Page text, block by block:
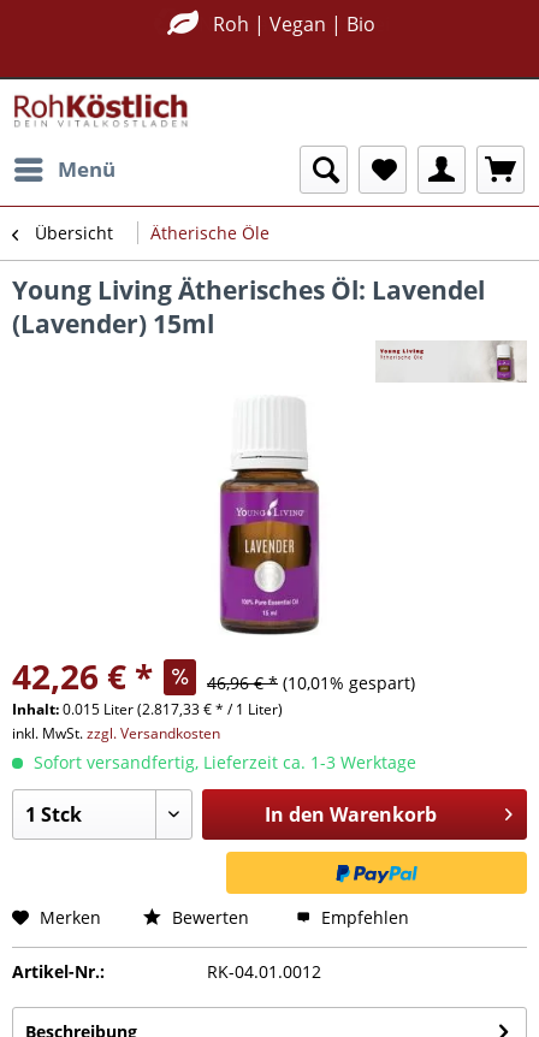
Roh | Vegan | Bio
Nachhaltig Plastikfrei
Menü
Übersicht Ätherische Öle
Young Living Ätherisches Öl: Lavendel
(Lavender) 15ml
42,26 € * 46,96 € * (10,01% gespart)
Inhalt:0.015 Liter (2.817,33 € * / 1 Liter)
inkl. MwSt.zzgl. Versandkosten
Sofort versandfertig, Lieferzeit ca. 1-3 Werktage
In den Warenkorb
Merken Bewerten Empfehlen
Artikel-Nr.: RK-04.01.0012
Beschreibung